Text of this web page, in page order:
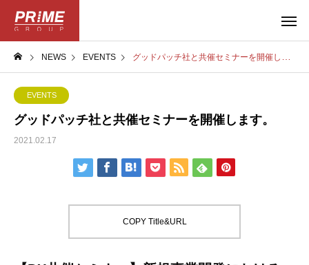
NEWS EVENTS グッドパッチ社と共催セミナーを開催します。
EVENTS
グッドパッチ社と共催セミナーを開催します。
2021.02.17
COPY Title&URL